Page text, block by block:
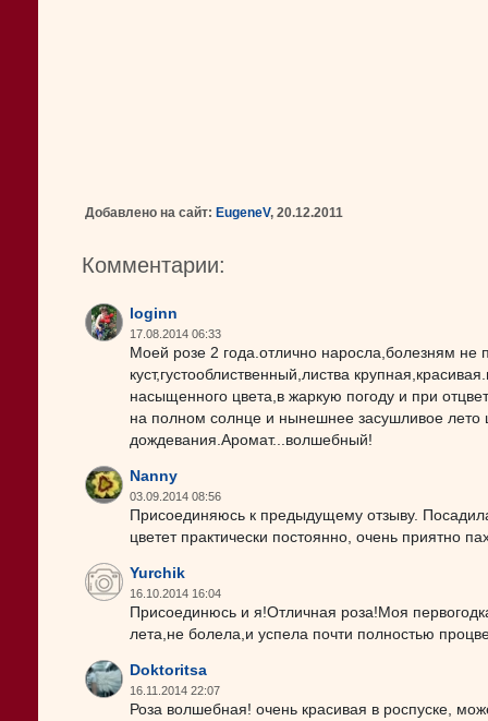
Добавлено на сайт: EugeneV, 20.12.2011
Комментарии:
loginn
17.08.2014 06:33
Моей розе 2 года.отлично наросла,болезням не
куст,густооблиственный,листва
насыщенного цвета,в жаркую погоду и при
на полном солнце и нынешнее засушливое
дождевания.Аромат...волшебный!
Nanny
03.09.2014 08:56
Присоединяюсь к предыдущему отзыву.
цветет практически постоянно, очень приятно
Yurchik
16.10.2014 16:04
Присоединюсь и я!Отличная роза!Моя
лета,не болела,и успела почти полностью
Doktoritsa
16.11.2014 22:07
Роза волшебная! очень красивая в роспуске,